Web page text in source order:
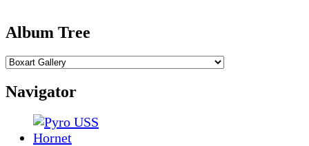
Album Tree
Navigator